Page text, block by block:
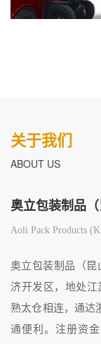
关于我们
ABOUT US
奥立包装制品
Aoli Pack Products
奥立包装制品（昆
济开发区，地处
熟太仓相连，通达
通便利。注册资